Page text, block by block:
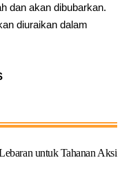
dan akan dibubarkan.
diuraikan dalam
untuk Tahanan Aksi